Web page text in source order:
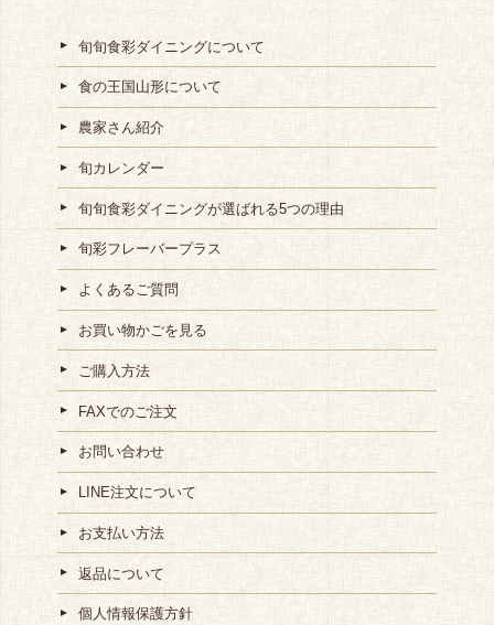
旬旬食彩ダイニングについて
食の王国山形について
農家さん紹介
旬カレンダー
旬旬食彩ダイニングが選ばれる5つの理由
旬彩フレーバープラス
よくあるご質問
お買い物かごを見る
ご購入方法
FAXでのご注文
お問い合わせ
LINE注文について
お支払い方法
返品について
個人情報保護方針